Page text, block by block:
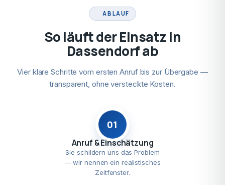
ABLAUF
So läuft der Einsatz in
Dassendorf ab
Vier klare Schritte vom ersten Anruf bis zur Übergabe —
transparent, ohne versteckte Kosten.
01
Anruf & Einschätzung
Sie schildern uns das Problem
— wir nennen ein realistisches
Zeitfenster.